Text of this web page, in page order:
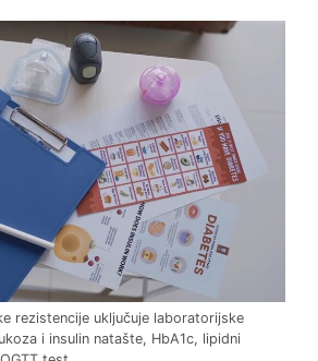
rezistencije uključuje laboratorijske
i insulin natašte, HbA1c, lipidni